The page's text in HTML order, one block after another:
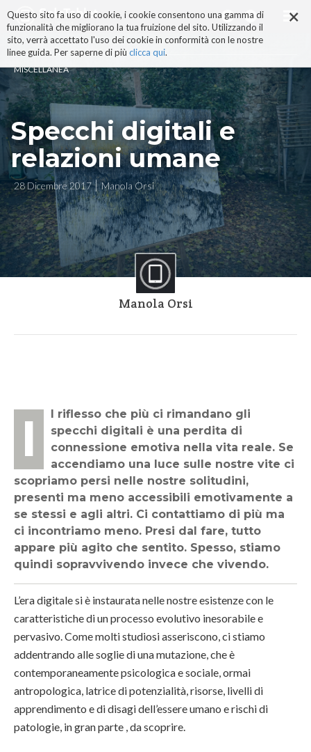
×
Questo sito fa uso di cookie, i cookie consentono una gamma di
funzionalità che migliorano la tua fruizione del sito. Utilizzando il
sito, verrà accettato l'uso dei cookie in conformità con le nostre
linee guida. Per saperne di più clicca qui.
ai
contenuti.
|
alla
navigazione
MISCELLANEA
Specchi digitali e
relazioni umane
28 Dicembre 2017 Manola Orsi
Manola Orsi
Il riflesso che più ci rimandano gli
specchi digitali è una perdita di
connessione emotiva nella vita reale. Se
accendiamo una luce sulle nostre vite ci
scopriamo persi nelle nostre solitudini,
presenti ma meno accessibili emotivamente a
se stessi e agli altri. Ci contattiamo di più ma
ci incontriamo meno. Presi dal fare, tutto
appare più agito che sentito. Spesso, stiamo
quindi sopravvivendo invece che vivendo.
L’era digitale si è instaurata nelle nostre esistenze con le
caratteristiche di un processo evolutivo inesorabile e
pervasivo. Come molti studiosi asseriscono, ci stiamo
addentrando alle soglie di una mutazione, che è
contemporaneamente psicologica e sociale, ormai
antropologica, latrice di potenzialità, risorse, livelli di
apprendimento e di disagi dell’essere umano e rischi di
patologie, in gran parte , da scoprire.